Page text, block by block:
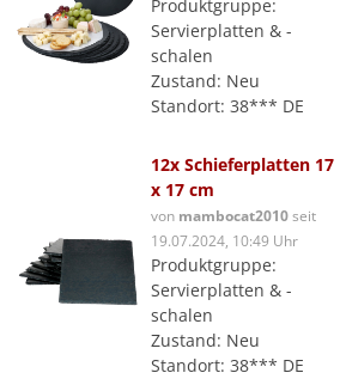
Produktgruppe:
Servierplatten & -
schalen
Zustand: Neu
Standort: 38*** DE
12x Schieferplatten 17
x 17 cm
von mambocat2010seit
19.07.2024, 10:49 Uhr
Produktgruppe:
Servierplatten & -
schalen
Zustand: Neu
Standort: 38*** DE